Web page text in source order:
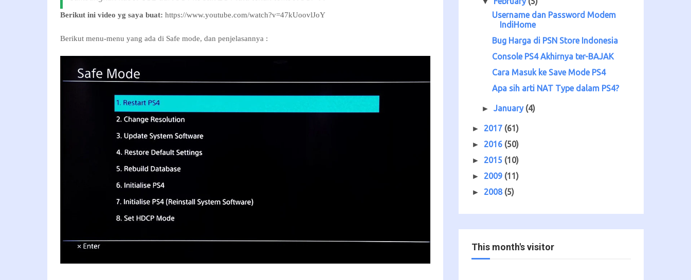
Berikut ini video yg saya buat: https://www.youtube.com/watch?v=47kUoovlJoY
Berikut menu-menu yang ada di Safe mode, dan penjelasannya :
Username dan Password Modem
IndiHome
Bug Harga di PSN Store Indonesia
Console PS4 Akhirnya ter-BAJAK
Cara Masuk ke Save Mode PS4
Apa sih arti NAT Type dalam PS4?
►January (4)
► 2017 (61)
► 2016 (50)
► 2015 (10)
► 2009 (11)
► 2008 (5)
This month's visitor